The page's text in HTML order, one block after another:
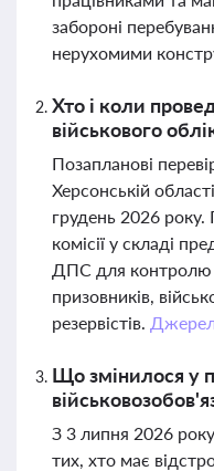
забороні
нерухомими
Хто і коли
військового
Позапланові
Херсонській
грудень 2026 року.
комісії у складі
ДПС для контролю
призовників,
резервістів.
Що змінилося у
З 3 липня 2026 року
тих, хто має